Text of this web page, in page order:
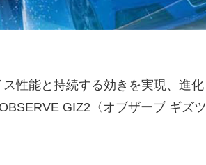
性能と持続する効きを実現、進化
GIZ2〈オブザーブ ギズツ